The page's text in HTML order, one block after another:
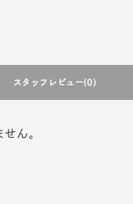
スタッフレビュー(0)
ん。